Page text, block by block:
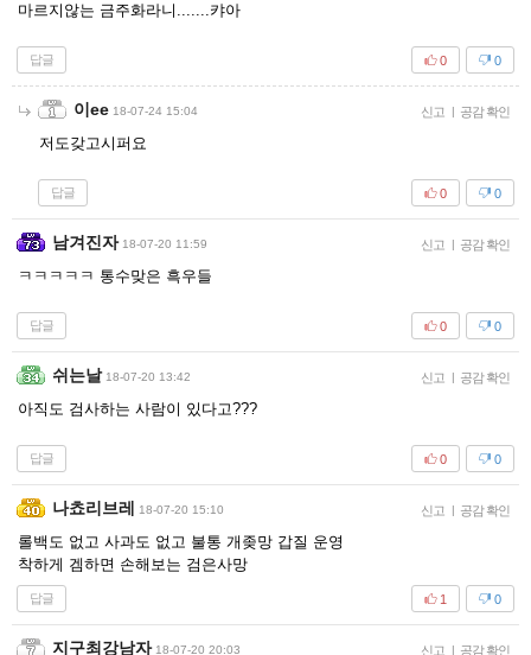
마르지않는 금주화라니.......캬아
답글 0
0
이ee 18-07-24 15:04 신고 | 공감 확인
저도갖고시퍼요
답글 0
0
남겨진자 18-07-20 11:59 신고 | 공감 확인
ㅋㅋㅋㅋㅋ 통수맞은 흑우들
답글 0
0
쉬는날 18-07-20 13:42 신고 | 공감 확인
아직도 검사하는 사람이 있다고???
답글 0
0
나쵸리브레 18-07-20 15:10 신고 | 공감 확인
롤백도 없고 사과도 없고 불통 개좆망 갑질 운영
착하게 겜하면 손해보는 검은사망
답글 0
1
지구최강남자 18-07-20 20:03 신고 | 공감 확인